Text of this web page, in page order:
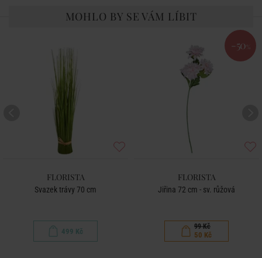
MOHLO BY SE VÁM LÍBIT
FLORISTA
Svazek trávy 70 cm
499 Kč
-50 %
FLORISTA
Jiřina 72 cm - sv. růžová
99 Kč
50 Kč